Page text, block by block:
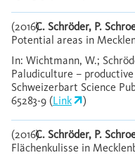
(2016)C. Schröder, P.
Potential areas in
In: Wichtmann, W.;
Paludiculture –
Schweizerbart Science
65283-9 (Link )
(2016)C. Schröder, P.
Flächenkulisse in